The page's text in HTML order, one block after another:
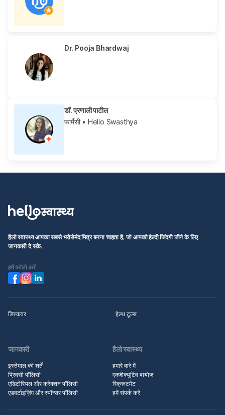
Dr. Pooja Bhardwaj
डॉ. प्रणाली पाटील
फार्मेसी• Hello Swasthya
हैलो स्वास्थ्य आपका सबसे भरोसेमंद मित्र बनना चाहता है, जो आपको हेल्दी जिंदगी जीने के लिए
जानकारी दे सके.
हमें फॉलो करें
डिस्कवर हेल्थ टूल्स
जानकारी
इस्तेमाल की शर्तें
प्रिवसी पॉलिसी
एडिटोरियल और करेक्शन पॉलिसी
एडवर्टाइज़िंग और स्पॉन्सर पॉलिसी
हैलो स्वास्थ्य
हमारे बारे में
एक्जीक्यूटिव बायोज
रिक्रूटमेंट
हमें संपर्क करें